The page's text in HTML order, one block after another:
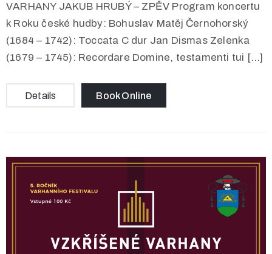
VARHANY JAKUB HRUBÝ – ZPĚV Program koncertu
k Roku české hudby: Bohuslav Matěj Černohorský
(1684 – 1742): Toccata C dur Jan Dismas Zelenka
(1679 – 1745): Recordare Domine, testamenti tui […]
Details Book Online